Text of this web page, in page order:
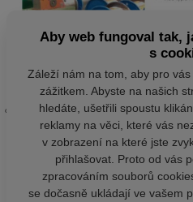
Aby web fungoval tak,
s
Záleží nám na tom, aby pro
zážitkem. Abyste na našich
hledáte, ušetřili spoustu
reklamy na věci, které vás
v zobrazení na které jste
přihlašovat. Proto od vás
zpracováním souborů
se dočasně ukládají ve vašem